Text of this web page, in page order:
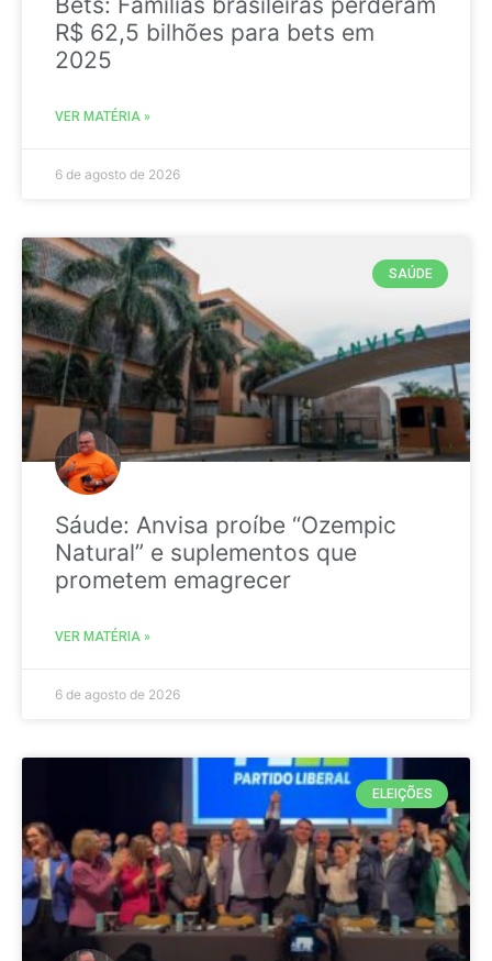
R$ 62,5 bilhões para bets em
2025
VER MATÉRIA »
6 de agosto de 2026
SAÚDE
Sáude: Anvisa proíbe “Ozempic
Natural” e suplementos que
prometem emagrecer
VER MATÉRIA »
6 de agosto de 2026
ELEIÇÕES